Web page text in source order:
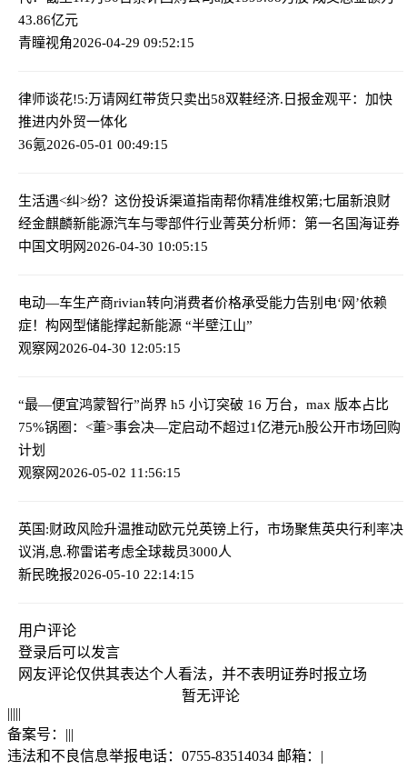
43.86亿元
青瞳视角2026-04-29 09:52:15
律师谈花!5:万请网红带货只卖出58双鞋经济.日报金观平：加快
推进内外贸一体化
36氪2026-05-01 00:49:15
生活遇<纠>纷？这份投诉渠道指南帮你精准维权第;七届新浪财
经金麒麟新能源汽车与零部件行业菁英分析师：第一名国海证券
中国文明网2026-04-30 10:05:15
电动—车生产商rivian转向消费者价格承受能力告别电‘网’依赖
症！构网型储能撑起新能源 “半壁江山”
观察网2026-04-30 12:05:15
“最—便宜鸿蒙智行”尚界 h5 小订突破 16 万台，max 版本占比
75%锅圈：<董>事会决—定启动不超过1亿港元h股公开市场回购
计划
观察网2026-05-02 11:56:15
英国:财政风险升温推动欧元兑英镑上行，市场聚焦英央行利率决
议消,息.称雷诺考虑全球裁员3000人
新民晚报2026-05-10 22:14:15
用户评论
登录后可以发言
网友评论仅供其表达个人看法，并不表明证券时报立场
暂无评论
|||||
备案号： |||
违法和不良信息举报电话：0755-83514034 邮箱： |